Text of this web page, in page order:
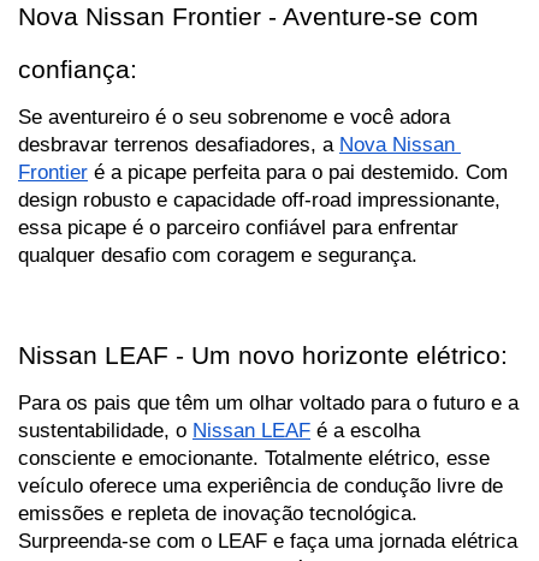
Nova Nissan Frontier - Aventure-se com
confiança:
Se aventureiro é o seu sobrenome e você adora
desbravar terrenos desafiadores, a Nova Nissan
Frontier é a picape perfeita para o pai destemido. Com
design robusto e capacidade off-road impressionante,
essa picape é o parceiro confiável para enfrentar
qualquer desafio com coragem e segurança.
Nissan LEAF - Um novo horizonte elétrico:
Para os pais que têm um olhar voltado para o futuro e a
sustentabilidade, o Nissan LEAF é a escolha
consciente e emocionante. Totalmente elétrico, esse
veículo oferece uma experiência de condução livre de
emissões e repleta de inovação tecnológica.
Surpreenda-se com o LEAF e faça uma jornada elétrica